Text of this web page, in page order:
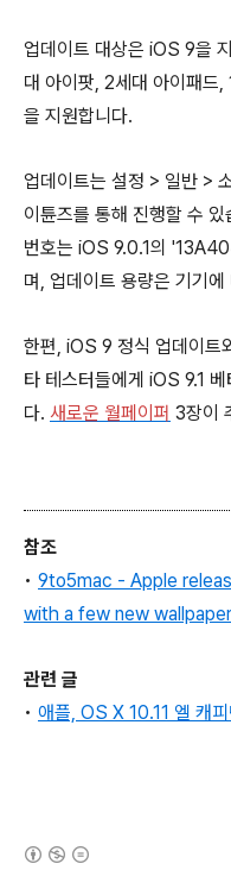
업데이트 대상은 iOS 9을
대 아이팟, 2세대 아이패드,
을 지원합니다.
업데이트는 설정 > 일반 >
이튠즈를 통해 진행할 수
번호는 iOS 9.0.1의
며, 업데이트 용량은 기기
한편, iOS 9 정식 업데이트
타 테스터들에게 iOS 9.1
다. 새로운 월페이퍼 3장이
참조
• 9to5mac - Apple
with a few new
관련 글
• 애플, OS X 10.11 엘 캐